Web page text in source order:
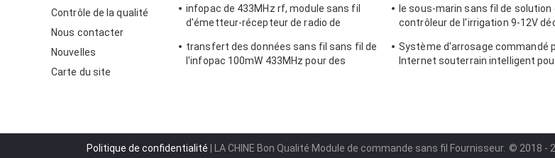
Contrôle de la qualité
Nous contacter
Nouvelles
Carte du site
infopac de 433MHz rf, module sans fil
d'émetteur-récepteur de radio de
transfert des données sans fil sans fil de
l'infopac 100mW 433MHz pour des
le sous-marin sans fil de solution
contrôleur de l'irrigation 9-12V
le conseil
Système d'arrosage commandé
Internet souterrain intelligent
Politique de confidentialité | LA CHINE Bon Qualité Module de commande sans fil Fournisseur. © 2018 -